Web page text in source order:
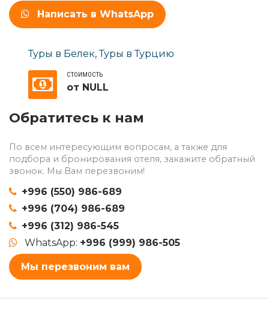
Написать в WhatsApp
Туры в Белек,Туры в Турцию
СТОИМОСТЬ
от NULL
Обратитесь к нам
По всем интересующим вопросам, а также для
подбора и бронирования отеля, закажите обратный
звонок. Мы Вам перезвоним!
+996 (550) 986-689
+996 (704) 986-689
+996 (312) 986-545
WhatsApp: +996 (999) 986-505
Мы перезвоним вам